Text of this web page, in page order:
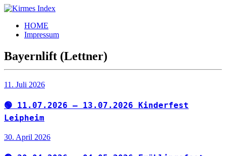
Zum
springen
Kirmes
Index
Tourpläne
der
letzten
Jahre
HOME
Impressum
Bayernlift (Lettner)
11. Juli 2026
🟢 11.07.2026 – 13.07.2026 Kinderfest
Leipheim
30. April 2026